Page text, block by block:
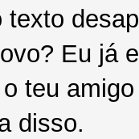
texto
Eu já
teu
disso.